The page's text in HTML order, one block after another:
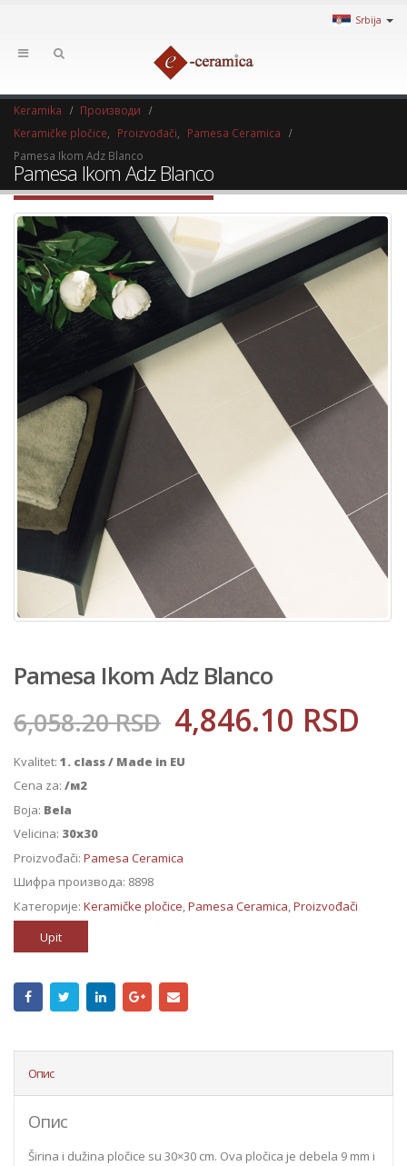
Srbija
Keramika
Производи
Keramičke pločice
Proizvođači
Pamesa Ceramica
Pamesa Ikom Adz Blanco
Pamesa Ikom Adz Blanco
Pamesa Ikom Adz Blanco
6,058.20RSD 4,846.10 RSD
Kvalitet: 1. class / Made in EU
Cena za: /м2
Boja: Bela
Velicina: 30x30
Proizvođači: Pamesa Ceramica
Шифра производа: 8898
Категорије: Keramičke pločice Pamesa Ceramica Proizvođači
Upit
Опис
Опис
Širina i dužina pločice su 30×30 cm. Ova pločica je debela 9 mm i